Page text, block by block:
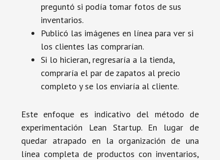
preguntó si podía tomar fotos de sus
inventarios.
Publicó las imágenes en línea para ver si
los clientes las comprarían.
Si lo hicieran, regresaría a la tienda,
compraría el par de zapatos al precio
completo y se los enviaría al cliente.
Este enfoque es indicativo del método de
experimentación Lean Startup. En lugar de
quedar atrapado en la organización de una
línea completa de productos con inventarios,